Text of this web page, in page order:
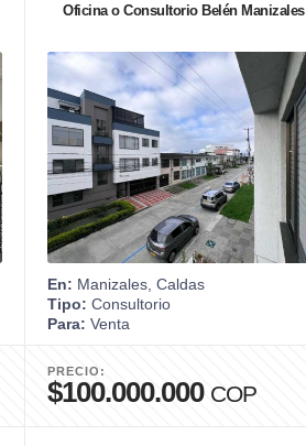
Oficina o Consultorio Belén Manizales
En: Manizales, Caldas
Tipo: Consultorio
Para: Venta
PRECIO:
$100.000.000 COP